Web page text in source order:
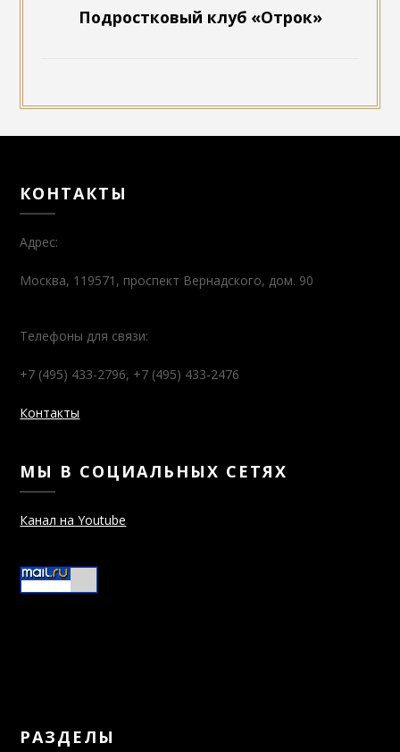
Подростковый клуб «Отрок»
КОНТАКТЫ
Адрес:
Москва, 119571, проспект Вернадского, дом. 90
Телефоны для связи:
+7 (495) 433-2796, +7 (495) 433-2476
Контакты
МЫ В СОЦИАЛЬНЫХ СЕТЯХ
Канал на Youtube
РАЗДЕЛЫ